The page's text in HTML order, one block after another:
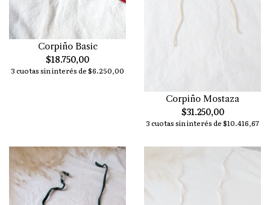
Corpiño Basic
$18.750,00
3 cuotas sin interés de $6.250,00
Corpiño Mostaza
$31.250,00
3 cuotas sin interés de $10.416,67